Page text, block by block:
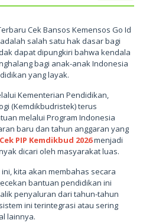
Cek Bansos Kemensos Go Id
salah satu hak dasar bagi
dapat dipungkiri bahwa kendala
bagi anak-anak Indonesia
yang layak.
Kementerian Pendidikan,
(Kemdikbudristek) terus
melalui Program Indonesia
baru dan tahun anggaran yang
Cek PIP Kemdikbud 2026menjadi
dicari oleh masyarakat luas.
kita akan membahas secara
bantuan pendidikan ini
penyaluran dari tahun-tahun
ini terintegrasi atau sering
lainnya.